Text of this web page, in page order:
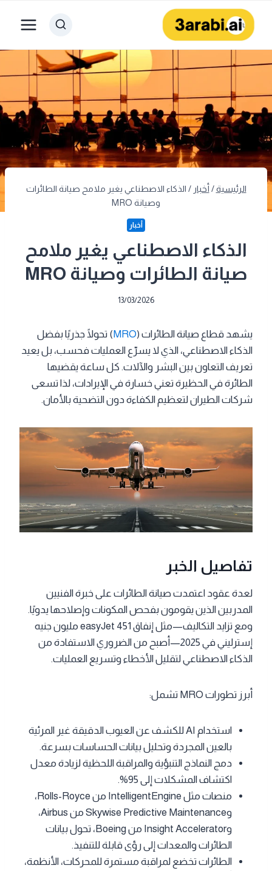
المحتوى
الرئيسية / أخبار / الذكاء الاصطناعي يغير ملامح صيانة الطائرات
وصيانة MRO
أخبار
الذكاء الاصطناعي يغير ملامح
صيانة الطائرات وصيانة MRO
13/03/2026
يشهد قطاع صيانة الطائرات (MRO) تحولًا جذريًا بفضل
الذكاء الاصطناعي، الذي لا يسرّع العمليات فحسب، بل يعيد
تعريف التعاون بين البشر والآلات. كل ساعة يقضيها
الطائرة في الحظيرة تعني خسارة في الإيرادات، لذا تسعى
شركات الطيران لتعظيم الكفاءة دون التضحية بالأمان.
تفاصيل الخبر
لعدة عقود اعتمدت صيانة الطائرات على خبرة الفنيين
المدربين الذين يقومون بفحص المكونات وإصلاحها يدويًا.
ومع تزايد التكاليف—مثل إنفاق easyJet 451 مليون جنيه
إسترليني في 2025—أصبح من الضروري الاستفادة من
الذكاء الاصطناعي لتقليل الأخطاء وتسريع العمليات.
أبرز تطورات MRO تشمل:
استخدام AI للكشف عن العيوب الدقيقة غير المرئية
بالعين المجردة وتحليل بيانات الحساسات بسرعة.
دمج النماذج التنبؤية والمراقبة اللحظية لزيادة معدل
اكتشاف المشكلات إلى 95%.
منصات مثل IntelligentEngine من Rolls-Royce،
وSkywise Predictive Maintenance من Airbus،
وInsight Accelerator من Boeing، تحول بيانات
الطائرات والمعدات إلى رؤى قابلة للتنفيذ.
الطائرات تخضع لمراقبة مستمرة للمحركات، الأنظمة،